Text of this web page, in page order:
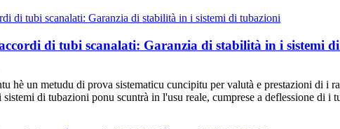
di tubi scanalati: Garanzia di stabilità in i sistemi
hè un metudu di prova sistematicu cuncipitu per valutà e prestazioni di i
di tubazioni ponu scuntrà in l'usu reale, cumprese a deflessione di i